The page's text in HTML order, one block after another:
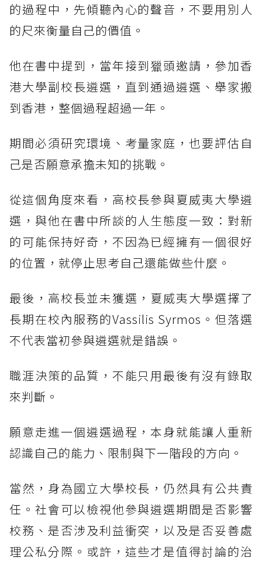
的過程中，先傾聽內心的聲音，不要用別人
的尺來衡量自己的價值。
他在書中提到，當年接到獵頭邀請，參加香
港大學副校長遴選，直到通過遴選、舉家搬
到香港，整個過程超過一年。
期間必須研究環境、考量家庭，也要評估自
己是否願意承擔未知的挑戰。
從這個角度來看，高校長參與夏威夷大學遴
選，與他在書中所談的人生態度一致：對新
的可能保持好奇，不因為已經擁有一個很好
的位置，就停止思考自己還能做些什麼。
最後，高校長並未獲選，夏威夷大學選擇了
長期在校內服務的Vassilis Syrmos。但落選
不代表當初參與遴選就是錯誤。
職涯決策的品質，不能只用最後有沒有錄取
來判斷。
願意走進一個遴選過程，本身就能讓人重新
認識自己的能力、限制與下一階段的方向。
當然，身為國立大學校長，仍然具有公共責
任。社會可以檢視他參與遴選期間是否影響
校務、是否涉及利益衝突，以及是否妥善處
理公私分際。或許，這些才是值得討論的治